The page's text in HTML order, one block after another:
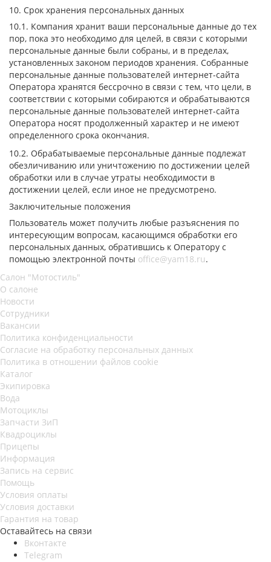
10. Срок хранения персональных данных
10.1. Компания хранит ваши персональные данные до тех
пор, пока это необходимо для целей, в связи с которыми
персональные данные были собраны, и в пределах,
установленных законом периодов хранения. Собранные
персональные данные пользователей интернет-сайта
Оператора хранятся бессрочно в связи с тем, что цели, в
соответствии с которыми собираются и обрабатываются
персональные данные пользователей интернет-сайта
Оператора носят продолженный характер и не имеют
определенного срока окончания.
10.2. Обрабатываемые персональные данные подлежат
обезличиванию или уничтожению по достижении целей
обработки или в случае утраты необходимости в
достижении целей, если иное не предусмотрено.
Заключительные положения
Пользователь может получить любые разъяснения по
интересующим вопросам, касающимся обработки его
персональных данных, обратившись к Оператору с
помощью электронной почты office@yam18.ru.
Салон "Мотостиль"
О салоне
Новости
Сотрудники
Вакансии
Политика конфиденциальности
Согласие на обработку персональных данных
Политика в отношении файлов cookie
Каталог
Экипировка
Вода
Мотоциклы
Запчасти ЗиП
Квадроциклы
Прицепы
Информация
Запись на сервис
Помощь
Условия оплаты
Условия доставки
Гарантия на товар
Оставайтесь на связи
Вконтакте
Telegram